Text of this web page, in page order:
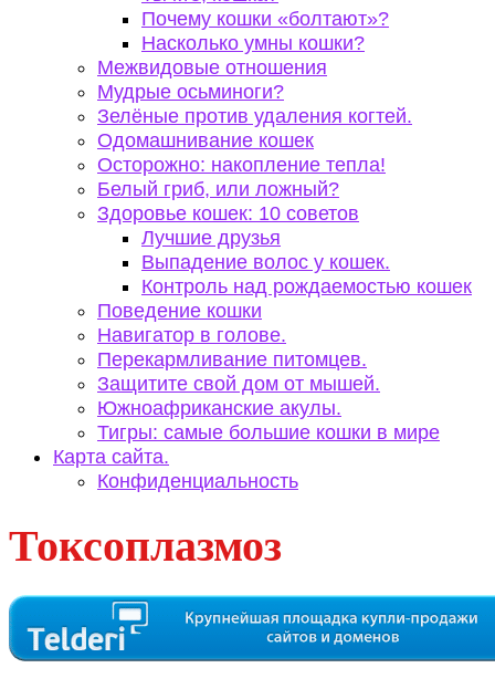
Почему кошки «болтают»?
Насколько умны кошки?
Межвидовые отношения
Мудрые осьминоги?
Зелёные против удаления когтей.
Одомашнивание кошек
Осторожно: накопление тепла!
Белый гриб, или ложный?
Здоровье кошек: 10 советов
Лучшие друзья
Выпадение волос у кошек.
Контроль над рождаемостью кошек
Поведение кошки
Навигатор в голове.
Перекармливание питомцев.
Защитите свой дом от мышей.
Южноафриканские акулы.
Тигры: самые большие кошки в мире
Карта сайта.
Конфиденциальность
Токсоплазмоз